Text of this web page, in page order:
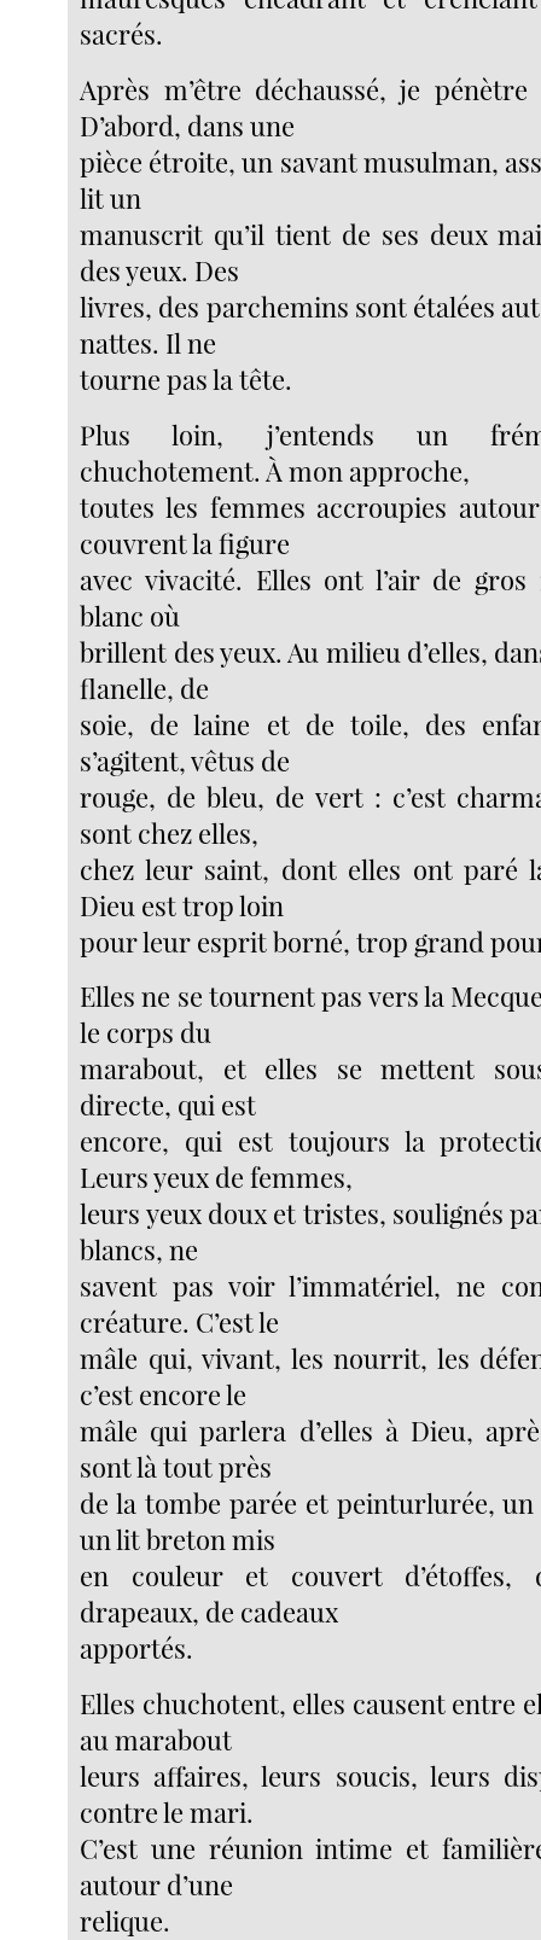
sacrés.
Après m’être déchaussé, je
D’abord, dans une
pièce étroite, un savant musulman,
lit un
manuscrit qu’il tient de ses deux
des yeux. Des
livres, des parchemins sont étalées
nattes. Il ne
tourne pas la tête.
Plus loin, j’entends un
chuchotement. À mon approche,
toutes les femmes accroupies
couvrent la figure
avec vivacité. Elles ont l’air de
blanc où
brillent des yeux. Au milieu d’elles,
flanelle, de
soie, de laine et de toile, des
s’agitent, vêtus de
rouge, de bleu, de vert : c’est
sont chez elles,
chez leur saint, dont elles ont paré
Dieu est trop loin
pour leur esprit borné, trop grand
Elles ne se tournent pas vers la
le corps du
marabout, et elles se mettent
directe, qui est
encore, qui est toujours la
Leurs yeux de femmes,
leurs yeux doux et tristes, soulignés
blancs, ne
savent pas voir l’immatériel, ne
créature. C’est le
mâle qui, vivant, les nourrit, les
c’est encore le
mâle qui parlera d’elles à Dieu,
sont là tout près
de la tombe parée et peinturlurée, un
un lit breton mis
en couleur et couvert d’étoffes,
drapeaux, de cadeaux
apportés.
Elles chuchotent, elles causent entre
au marabout
leurs affaires, leurs soucis, leurs
contre le mari.
C’est une réunion intime et
autour d’une
relique.